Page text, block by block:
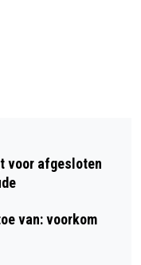
LICHT
FRANKY
voor afgesloten
van: voorkom